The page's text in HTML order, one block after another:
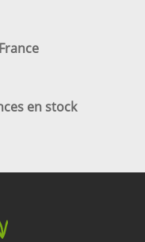
en stock